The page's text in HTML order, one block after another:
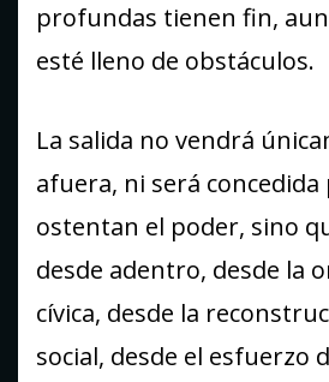
profundas tienen fin,
esté lleno de obstáculos.
La salida no vendrá
afuera, ni será
ostentan el poder, sino
desde adentro, desde la
cívica, desde la
social, desde el esfuerzo